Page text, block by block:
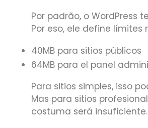
Por padrão, o WordPress
Por eso, ele define
40MB para sitios públicos
64MB para el panel
Para sitios simples, isso
Mas para sitios
costuma será insuficiente.